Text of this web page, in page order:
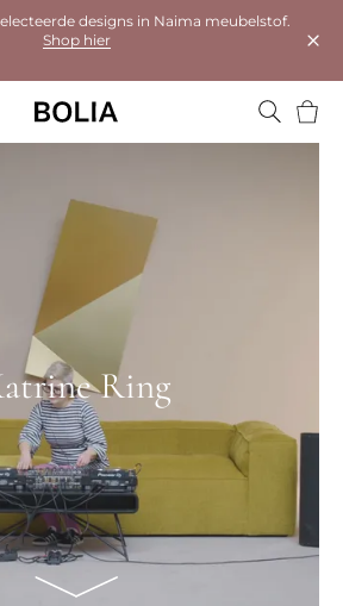
designs in Naima meubelstof.
Shop hier
Ring